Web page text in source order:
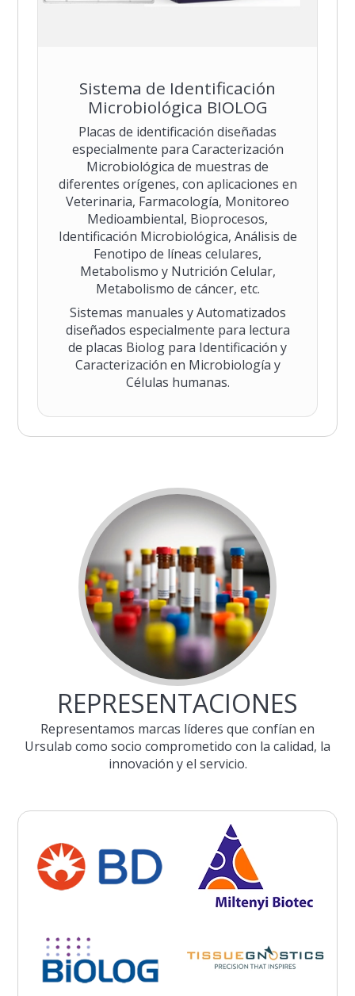
Sistema de Identificación
Microbiológica BIOLOG
Placas de identificación diseñadas
especialmente para Caracterización
Microbiológica de muestras de
diferentes orígenes, con aplicaciones en
Veterinaria, Farmacología, Monitoreo
Medioambiental, Bioprocesos,
Identificación Microbiológica, Análisis de
Fenotipo de líneas celulares,
Metabolismo y Nutrición Celular,
Metabolismo de cáncer, etc.
Sistemas manuales y Automatizados
diseñados especialmente para lectura
de placas Biolog para Identificación y
Caracterización en Microbiología y
Células humanas.
REPRESENTACIONES
Representamos marcas líderes que confían en
Ursulab como socio comprometido con la calidad, la
innovación y el servicio.